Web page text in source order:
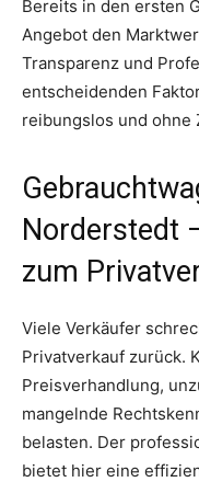
Bereits in den ersten
Angebot den
Transparenz und
entscheidenden
reibungslos und ohne
Norderstedt
zum
Viele Verkäufer
Privatverkauf zurück.
Preisverhandlung,
mangelnde
belasten. Der
bietet hier eine